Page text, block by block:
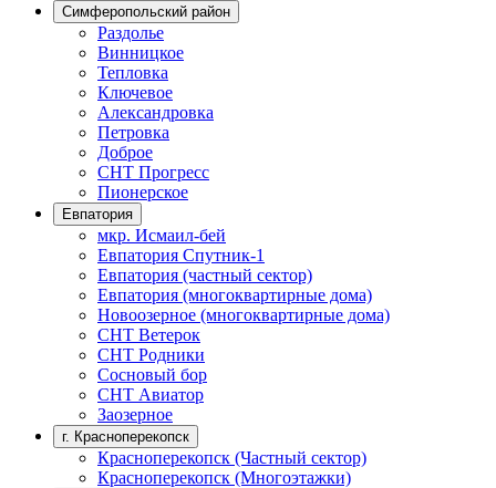
Симферопольский район
Раздолье
Винницкое
Тепловка
Ключевое
Александровка
Петровка
Доброе
СНТ Прогресс
Пионерское
Евпатория
мкр. Исмаил-бей
Евпатория Спутник-1
Евпатория (частный сектор)
Евпатория (многоквартирные дома)
Новоозерное (многоквартирные дома)
СНТ Ветерок
СНТ Родники
Сосновый бор
СНТ Авиатор
Заозерное
г. Красноперекопск
Красноперекопск (Частный сектор)
Красноперекопск (Многоэтажки)